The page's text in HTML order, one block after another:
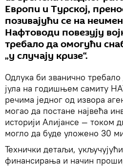
Европи и Турској,
позивајући се на
Нафтоводи повезују
требало да омогући
„у случају кризе“.
Одлука би званично
јула на годишњем самиту
речима једног од извора
могао да постане највећа
историји Алијансе — током
могло да буде уложено 30
Технички детаљи,
финансирања и начин